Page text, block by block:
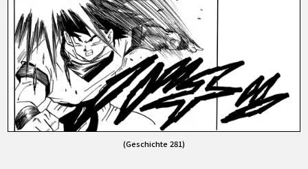
(Geschichte 281)